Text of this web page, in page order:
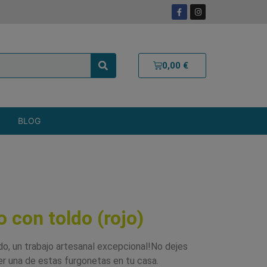
0,00 €
BLOG
con toldo (rojo)
un trabajo artesanal excepcional!No dejes
una de estas furgonetas en tu casa.